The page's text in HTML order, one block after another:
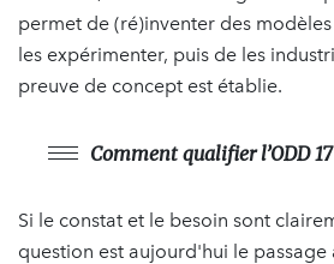
permet de (ré)inventer des
les expérimenter, puis de les
preuve de concept est établie.
Comment qualifier l’ODD
Si le constat et le besoin sont
question est aujourd'hui le passage